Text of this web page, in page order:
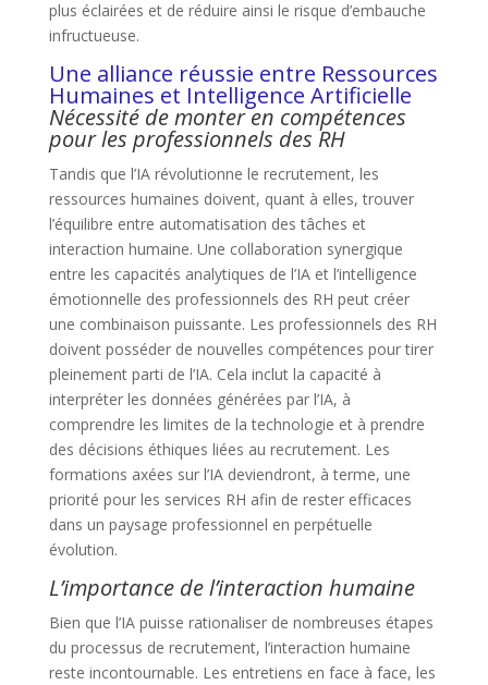
plus éclairées et de réduire ainsi le risque d’embauche
infructueuse.
Une alliance réussie entre Ressources
Humaines et Intelligence Artificielle
Nécessité de monter en compétences
pour les professionnels des RH
Tandis que l’IA révolutionne le recrutement, les
ressources humaines doivent, quant à elles, trouver
l’équilibre entre automatisation des tâches et
interaction humaine. Une collaboration synergique
entre les capacités analytiques de l’IA et l’intelligence
émotionnelle des professionnels des RH peut créer
une combinaison puissante. Les professionnels des RH
doivent posséder de nouvelles compétences pour tirer
pleinement parti de l’IA. Cela inclut la capacité à
interpréter les données générées par l’IA, à
comprendre les limites de la technologie et à prendre
des décisions éthiques liées au recrutement. Les
formations axées sur l’IA deviendront, à terme, une
priorité pour les services RH afin de rester efficaces
dans un paysage professionnel en perpétuelle
évolution.
L’importance de l’interaction humaine
Bien que l’IA puisse rationaliser de nombreuses étapes
du processus de recrutement, l’interaction humaine
reste incontournable. Les entretiens en face à face, les